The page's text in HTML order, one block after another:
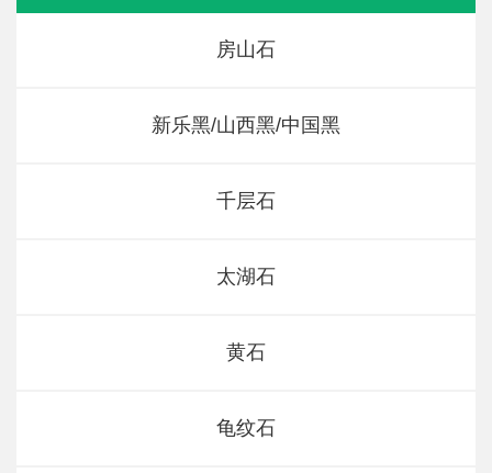
房山石
新乐黑/山西黑/中国黑
千层石
太湖石
黄石
龟纹石